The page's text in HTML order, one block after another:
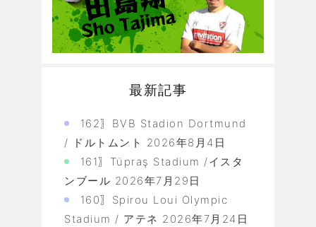
最新記事
162〗BVB Stadion Dortmund
/ ドルトムント 2026年8月4日
161〗Tüpraş Stadium /イスタ
ンブール 2026年7月29日
160〗Spirou Loui Olympic
Stadium / アテネ 2026年7月24日